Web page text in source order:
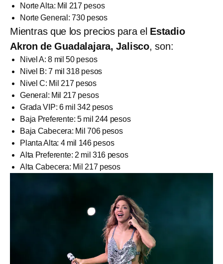
Norte Alta: Mil 217 pesos
Norte General: 730 pesos
Mientras que los precios para el Estadio
Akron de Guadalajara, Jalisco, son:
Nivel A: 8 mil 50 pesos
Nivel B: 7 mil 318 pesos
Nivel C: Mil 217 pesos
General: Mil 217 pesos
Grada VIP: 6 mil 342 pesos
Baja Preferente: 5 mil 244 pesos
Baja Cabecera: Mil 706 pesos
Planta Alta: 4 mil 146 pesos
Alta Preferente: 2 mil 316 pesos
Alta Cabecera: Mil 217 pesos